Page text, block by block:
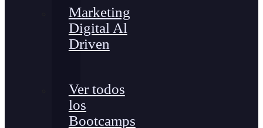
Marketing
Digital Al
Driven
Ver todos
los
Bootcamps